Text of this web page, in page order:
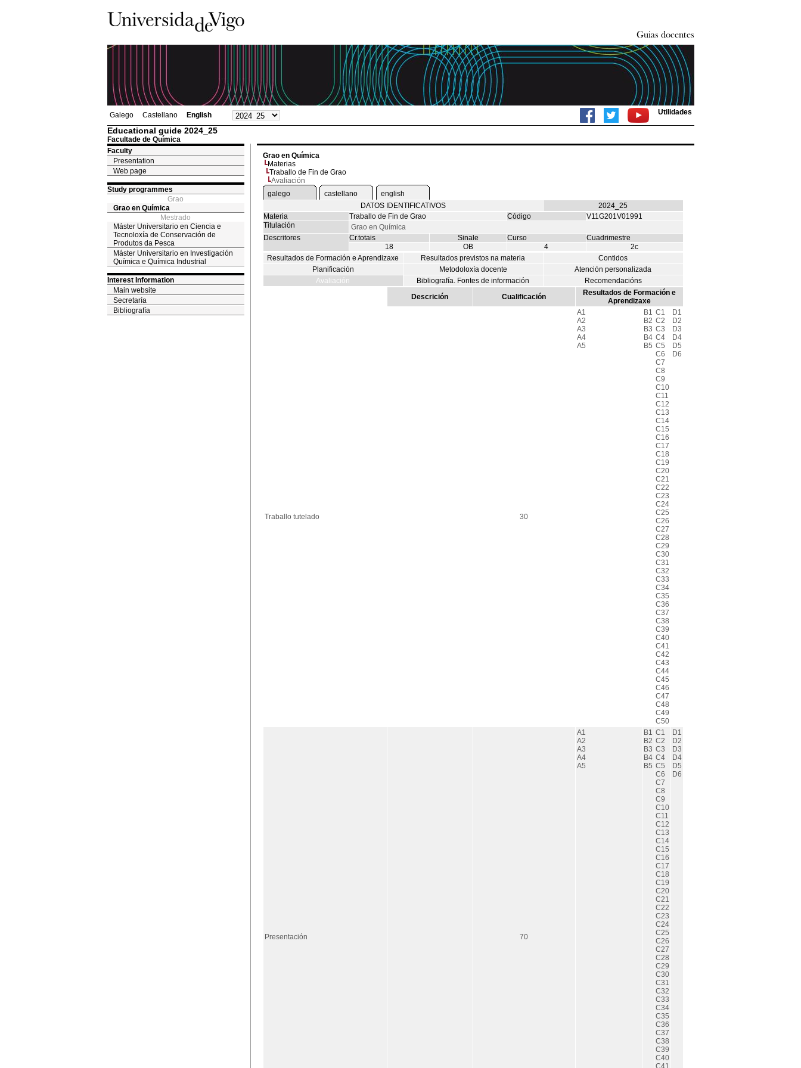
Galego Castellano English Utilidades
Educational guide 2024_25
Facultade de Química
Faculty
Presentation
Web page
Study programmes
Grao
Grao en Química
Mestrado
Máster Universitario en Ciencia e
Tecnoloxía de Conservación de
Produtos da Pesca
Máster Universitario en Investigación
Química e Química Industrial
Interest Information
Main website
Secretaría
Bibliografía
Grao en Química
Materias
Traballo de Fin de Grao
Avaliación
galego
castellano
english
DATOS IDENTIFICATIVOS
2024_25
Materia
Traballo de Fin de Grao Código
V11G201V01991
Titulación
Grao en Química
Descritores
Cr.totais Sinale Curso
Cuadrimestre
18
OB 4
2c
Resultados de Formación e Aprendizaxe
Resultados previstos na materia
Contidos
Planificación
Metodoloxía docente
Atención personalizada
Avaliación
Bibliografía. Fontes de información
Recomendacións
Descrición
Cualificación
Resultados de Formación e
Aprendizaxe
Traballo tutelado 30
A1
A2
A3
A4
A5
B1
B2
B3
B4
B5
C1
C2
C3
C4
C5
C6
C7
C8
C9
C10
C11
C12
C13
C14
C15
C16
C17
C18
C19
C20
C21
C22
C23
C24
C25
C26
C27
C28
C29
C30
C31
C32
C33
C34
C35
C36
C37
C38
C39
C40
C41
C42
C43
C44
C45
C46
C47
C48
C49
C50
D1
D2
D3
D4
D5
D6
Presentación 70
A1
A2
A3
A4
A5
B1
B2
B3
B4
B5
C1
C2
C3
C4
C5
C6
C7
C8
C9
C10
C11
C12
C13
C14
C15
C16
C17
C18
C19
C20
C21
C22
C23
C24
C25
C26
C27
C28
C29
C30
C31
C32
C33
C34
C35
C36
C37
C38
C39
C40
C41
D1
D2
D3
D4
D5
D6